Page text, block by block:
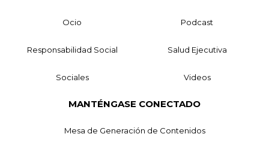
Ocio Podcast
Responsabilidad Social Salud Ejecutiva
Sociales Videos
MANTÉNGASE CONECTADO
Mesa de Generación de Contenidos